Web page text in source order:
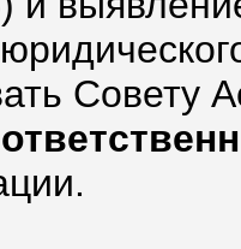
Совету